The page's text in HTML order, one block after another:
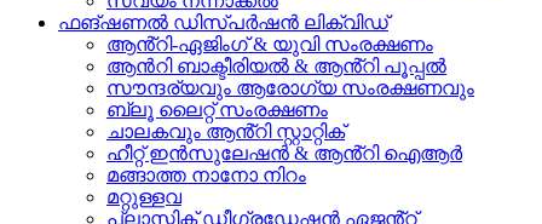
ഫങ്ഷണൽ ഡിസ്പർഷൻ ലിക്വിഡ്
ആൻ്റി-ഏജിംഗ് & യുവി സംരക്ഷണം
ആൻറി ബാക്ടീരിയൽ & ആൻ്റി പൂപ്പൽ
സൗന്ദര്യവും ആരോഗ്യ സംരക്ഷണവും
ബ്ലൂ ലൈറ്റ് സംരക്ഷണം
ചാലകവും ആൻ്റി സ്റ്റാറ്റിക്
ഹീറ്റ് ഇൻസുലേഷൻ & ആൻ്റി ഐആർ
മങ്ങാത്ത നാനോ നിറം
മറ്റുള്ളവ
പ്ലാസ്റ്റിക് ഡീഗ്രഡേഷൻ ഏജൻ്റ്